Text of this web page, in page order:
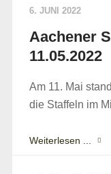
6. JUNI 2022
Aachener
11.05.2022
Am 11. Mai
die Staffeln im
Weiterlesen ...